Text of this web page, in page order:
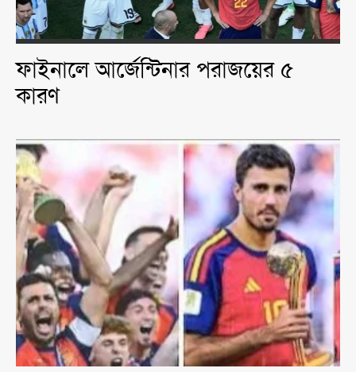
ফাইনালে আর্জেন্টিনার পরাজয়ের ৫
কারণ